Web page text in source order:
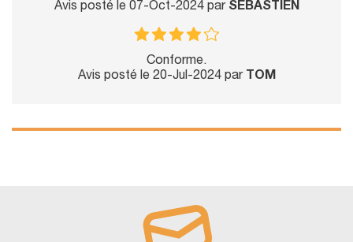
Avis posté le 07-Oct-2024 par SEBASTIEN
Conforme.
Avis posté le 20-Jul-2024 par TOM